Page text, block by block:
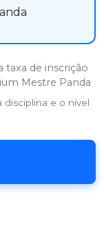
taxa de inscrição
Mestre Panda
disciplina e o nível